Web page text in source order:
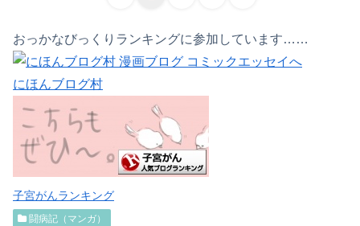
おっかなびっくりランキングに参加しています……
にほんブログ村
子宮がんランキング
闘病記（マンガ）